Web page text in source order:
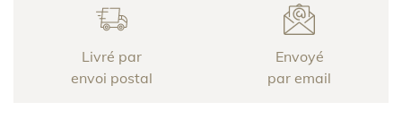
Livré par
envoi postal
Envoyé
par email